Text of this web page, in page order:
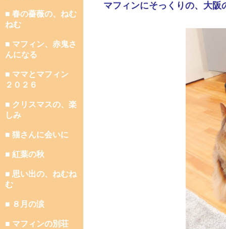
■ 春の薔薇の、ねむ
ねむ
■ マフィン、赤鬼さ
んになる
■ ママとマフィン
２０２６
■ クリスマスの、楽
しみ
■ 猫さんに会いに
■ 紅葉の秋
■ 思い出の、ねむね
む
■ ８月の涙
■ マフィンの別荘
マフィンにそっくりの、大